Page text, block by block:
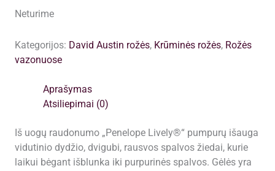
Neturime
Kategorijos: David Austin rožės, Krūminės rožės, Rožės
vazonuose
Aprašymas
Atsiliepimai (0)
Iš uogų raudonumo „Penelope Lively®“ pumpurų išauga
vidutinio dydžio, dvigubi, rausvos spalvos žiedai, kurie
laikui bėgant išblunka iki purpurinės spalvos. Gėlės yra